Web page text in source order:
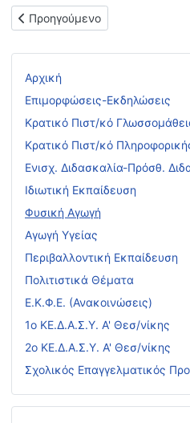
Αρχική
Επιμορφώσεις-Εκδηλώσεις
Κρατικό Πιστ/κό
Κρατικό Πιστ/κό
Ενισχ. Διδασκαλία-Πρόσθ.
Ιδιωτική Εκπαίδευση
Φυσική Αγωγή
Αγωγή Υγείας
Περιβαλλοντική Εκπαίδευση
Πολιτιστικά Θέματα
Ε.Κ.Φ.Ε. (Ανακοινώσεις)
1ο ΚΕ.Δ.Α.Σ.Υ. Α' Θεσ/νίκης
2ο ΚΕ.Δ.Α.Σ.Υ. Α' Θεσ/νίκης
Σχολικός Επαγγελματικός
Προηγούμενο άρθρο: Υποβολή
Προηγούμενο